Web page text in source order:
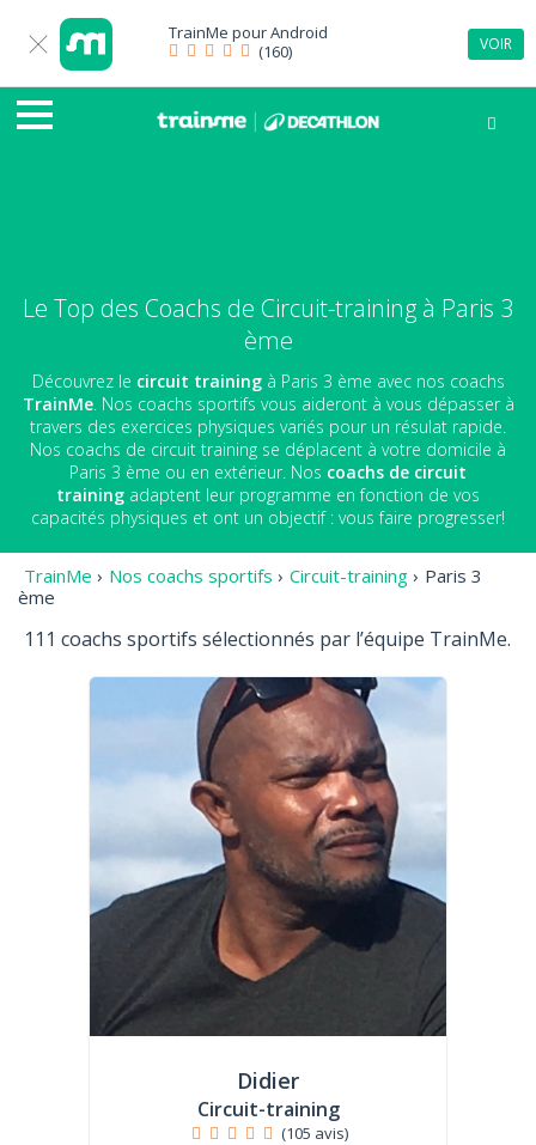
TrainMe pourAndroid
(160)
VOIR
Le Top des Coachs de Circuit-training à Paris 3
ème
Découvrez le circuit trainingà Paris 3 ème avec nos coachs
TrainMe. Nos coachs sportifs vous aideront à vous dépasser à
travers des exercices physiques variés pour un résulat rapide.
Nos coachs de circuit training se déplacent à votre domicile à
Paris 3 ème ou en extérieur. Nos coachs de circuit
training adaptent leur programme en fonction de vos
capacités physiques et ont un objectif : vous faire progresser!
TrainMe › Nos coachs sportifs › Circuit-training › Paris 3
ème
111 coachs sportifs sélectionnés par l’équipe TrainMe.
Didier
Circuit-training
(105 avis)